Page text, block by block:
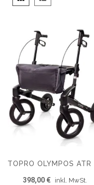
als
398,00 € inkl. MwSt.